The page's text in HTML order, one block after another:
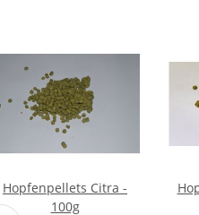
Hopfenpellets Citra -
100g